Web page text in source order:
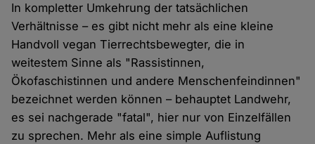
In kompletter Umkehrung der tatsächlichen
Verhältnisse – es gibt nicht mehr als eine kleine
Handvoll vegan Tierrechtsbewegter, die in
weitestem Sinne als "Rassistinnen,
Ökofaschistinnen und andere Menschenfeindinnen"
bezeichnet werden können – behauptet Landwehr,
es sei nachgerade "fatal", hier nur von Einzelfällen
zu sprechen. Mehr als eine simple Auflistung